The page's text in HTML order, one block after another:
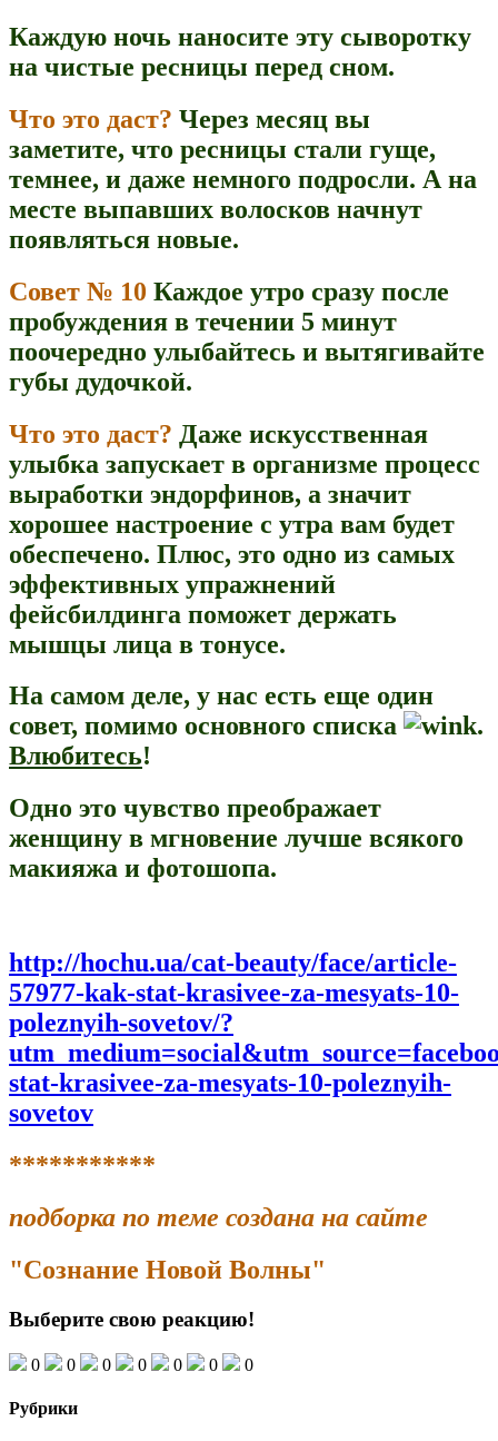
Каждую ночь наносите эту сыворотку
на чистые ресницы перед сном.
Что это даст? Через месяц вы
заметите, что ресницы стали гуще,
темнее, и даже немного подросли. А на
месте выпавших волосков начнут
появляться новые.
Совет № 10 Каждое утро сразу после
пробуждения в течении 5 минут
поочередно улыбайтесь и вытягивайте
губы дудочкой.
Что это даст? Даже искусственная
улыбка запускает в организме процесс
выработки эндорфинов, а значит
хорошее настроение с утра вам будет
обеспечено. Плюс, это одно из самых
эффективных упражнений
фейсбилдинга поможет держать
мышцы лица в тонусе.
На самом деле, у нас есть еще один
совет, помимо основного списка
.
Влюбитесь!
Одно это чувство преображает
женщину в мгновение лучше всякого
макияжа и фотошопа.
http://hochu.ua/cat-beauty/face/article-
57977-kak-stat-krasivee-za-mesyats-10-
poleznyih-sovetov/?
stat-krasivee-za-mesyats-10-poleznyih-
sovetov
***********
подборка по теме создана на сайте
"Сознание Новой Волны"
Выберите свою реакцию!
0 0 0 0 0 0 0
Рубрики